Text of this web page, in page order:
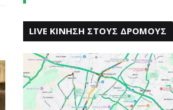
LIVE ΚΙΝΗΣΗ ΣΤΟΥΣ ΔΡΟΜΟΥΣ